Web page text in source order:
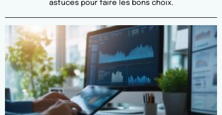
astuces pour faire les bons choix.